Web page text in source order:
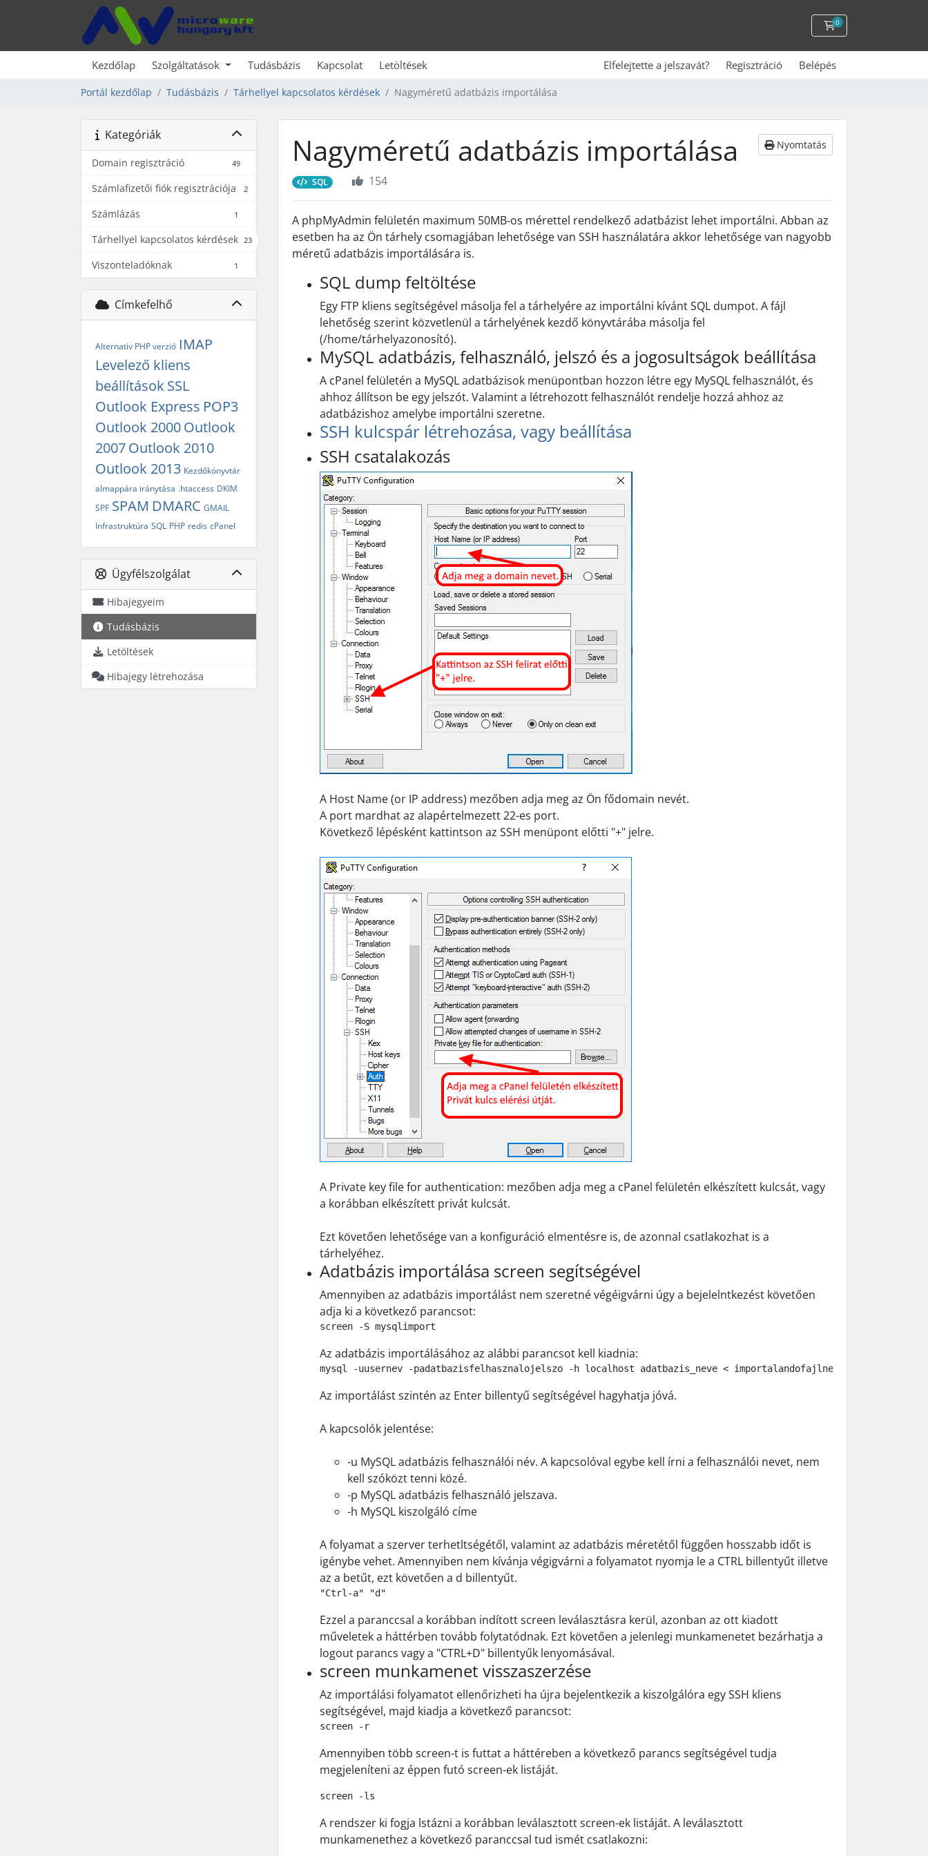
0
Kosár
Kezdőlap Szolgáltatások Tudásbázis Kapcsolat Letöltések Elfelejtette a jelszavát? Regisztráció Belépés
Portál kezdőlap Tudásbázis Tárhellyel kapcsolatos kérdések Nagyméretű adatbázis importálása
Kategóriák
Domain regisztráció 49
Számlafizetői fiók regisztrációja 2
Számlázás 1
Tárhellyel kapcsolatos kérdések 23
Viszonteladóknak 1
Címkefelhő
Alternativ PHP verzió IMAP
Levelező kliens
beállítások SSL
Outlook Express POP3
Outlook 2000Outlook
2007Outlook 2010
Outlook 2013 Kezdőkönyvtár
almappára iránytása .htaccess DKIM
SPF SPAM DMARC GMAIL
Infrastruktúra SQL PHP redis cPanel
Ügyfélszolgálat
Hibajegyeim
Tudásbázis
Letöltések
Hibajegy létrehozása
Nagyméretű adatbázis importálása Nyomtatás
SQL 154
A phpMyAdmin felületén maximum 50MB-os mérettel rendelkező adatbázist lehet importálni. Abban az
esetben ha az Ön tárhely csomagjában lehetősége van SSH használatára akkor lehetősége van nagyobb
méretű adatbázis importálására is.
SQL dump feltöltése
Egy FTP kliens segítségével másolja fel a tárhelyére az importálni kívánt SQL dumpot. A fájl
lehetőség szerint közvetlenül a tárhelyének kezdő könyvtárába másolja fel
(/home/tárhelyazonosító).
MySQL adatbázis, felhasználó, jelszó és a jogosultságok beállítása
A cPanel felületén a MySQL adatbázisok menüpontban hozzon létre egy MySQL felhasználót, és
ahhoz állítson be egy jelszót. Valamint a létrehozott felhasználót rendelje hozzá ahhoz az
adatbázishoz amelybe importálni szeretne.
SSH kulcspár létrehozása, vagy beállítása
SSH csatalakozás
A Host Name (or IP address) mezőben adja meg az Ön fődomain nevét.
A port mardhat az alapértelmezett 22-es port.
Következő lépésként kattintson az SSH menüpont előtti "+" jelre.
A Private key file for authentication: mezőben adja meg a cPanel felületén elkészített kulcsát, vagy
a korábban elkészített privát kulcsát.
Ezt követően lehetősége van a konfiguráció elmentésre is, de azonnal csatlakozhat is a
tárhelyéhez.
Adatbázis importálása screen segítségével
Amennyiben az adatbázis importálást nem szeretné végéigvárni úgy a bejelelntkezést követően
adja ki a következő parancsot:
screen -S mysqlimport
Az adatbázis importálásához az alábbi parancsot kell kiadnia:
mysql -uusernev -padatbazisfelhasznalojelszo -h localhost adatbazis_neve < importalandofajlneve.sql
Az importálást szintén az Enter billentyű segítségével hagyhatja jóvá.
A kapcsolók jelentése:
-u MySQL adatbázis felhasználói név. A kapcsolóval egybe kell írni a felhasználói nevet, nem
kell szóközt tenni közé.
-p MySQL adatbázis felhasználó jelszava.
-h MySQL kiszolgáló címe
A folyamat a szerver terhetltségétől, valamint az adatbázis méretétől függően hosszabb időt is
igénybe vehet. Amennyiben nem kívánja végigvárni a folyamatot nyomja le a CTRL billentyűt illetve
az a betűt, ezt követően a d billentyűt.
"Ctrl-a" "d"
Ezzel a paranccsal a korábban indított screen leválasztásra kerül, azonban az ott kiadott
műveletek a háttérben tovább folytatódnak. Ezt követően a jelenlegi munkamenetet bezárhatja a
logout parancs vagy a "CTRL+D" billentyűk lenyomásával.
screen munkamenet visszaszerzése
Az importálási folyamatot ellenőrizheti ha újra bejelentkezik a kiszolgálóra egy SSH kliens
segítségével, majd kiadja a következő parancsot:
screen -r
Amennyiben több screen-t is futtat a háttéreben a következő parancs segítségével tudja
megjeleníteni az éppen futó screen-ek listáját.
screen -ls
A rendszer ki fogja lstázni a korábban leválasztott screen-ek listáját. A leválasztott
munkamenethez a következő paranccsal tud ismét csatlakozni: